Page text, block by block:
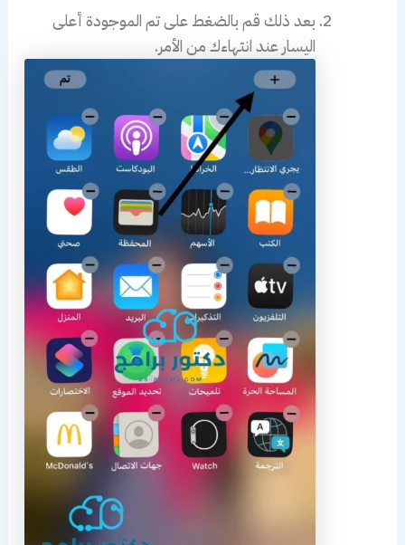
بعد ذلك قم بالضغط على تم الموجودة أعلى
اليسار عند انتهاءك من الأمر.